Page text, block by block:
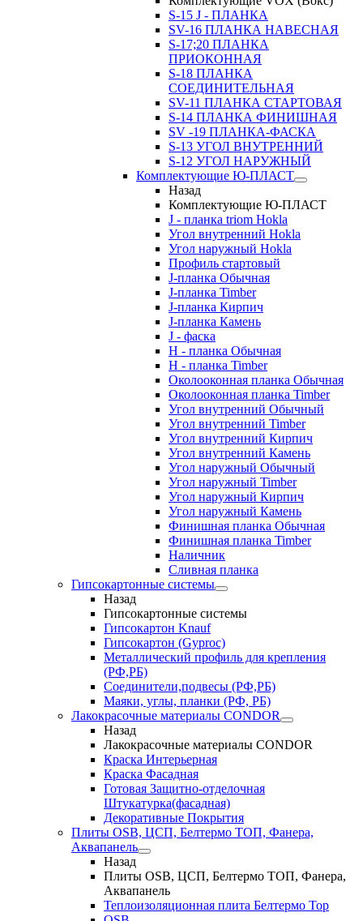
S-15 J - ПЛАНКА
SV-16 ПЛАНКА НАВЕСНАЯ
S-17;20 ПЛАНКА
ПРИОКОННАЯ
S-18 ПЛАНКА
СОЕДИНИТЕЛЬНАЯ
SV-11 ПЛАНКА СТАРТОВАЯ
S-14 ПЛАНКА ФИНИШНАЯ
SV -19 ПЛАНКА-ФАСКА
S-13 УГОЛ ВНУТРЕННИЙ
S-12 УГОЛ НАРУЖНЫЙ
Комплектующие Ю-ПЛАСТ
Назад
Комплектующие Ю-ПЛАСТ
J - планка triom Hokla
Угол внутренний Hokla
Угол наружный Hokla
Профиль стартовый
J-планка Обычная
J-планка Timber
J-планка Кирпич
J-планка Камень
J - фаска
Н - планка Обычная
Н - планка Timber
Околооконная планка Обычная
Околооконная планка Timber
Угол внутренний Обычный
Угол внутренний Timber
Угол внутренний Кирпич
Угол внутренний Камень
Угол наружный Обычный
Угол наружный Timber
Угол наружный Кирпич
Угол наружный Камень
Финишная планка Обычная
Финишная планка Timber
Наличник
Сливная планка
Гипсокартонные системы
Назад
Гипсокартонные системы
Гипсокартон Knauf
Гипсокартон (Gyproc)
Металлический профиль для крепления
(РФ,РБ)
Соединители,подвесы (РФ,РБ)
Маяки, углы, планки (РФ, РБ)
Лакокрасочные материалы CONDOR
Назад
Лакокрасочные материалы CONDOR
Краска Интерьерная
Краска Фасадная
Готовая Защитно-отделочная
Штукатурка(фасадная)
Декоративные Покрытия
Плиты OSB, ЦСП, Белтермо ТОП, Фанера,
Аквапанель
Назад
Плиты OSB, ЦСП, Белтермо ТОП, Фанера,
Аквапанель
Теплоизоляционная плита Белтермо Top